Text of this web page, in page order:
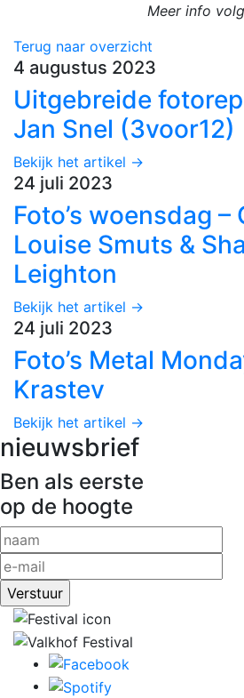
Meer info
Terug naar overzicht
4 augustus 2023
Uitgebreide
Jan Snel (3voor12)
Bekijk het artikel →
24 juli 2023
Foto’s woensdag –
Louise Smuts &
Leighton
Bekijk het artikel →
24 juli 2023
Foto’s Metal
Krastev
Bekijk het artikel →
nieuwsbrief
Ben als eerste
op de hoogte